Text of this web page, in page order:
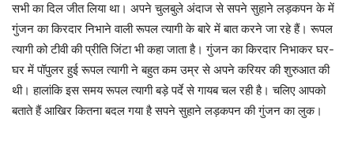
सभी का दिल जीत लिया था। अपने चुलबुले अंदाज से सपने सुहाने लड़कपन के में
गुंजन का किरदार निभाने वाली रूपल त्यागी के बारे में बात करने जा रहे हैं। रूपल
त्यागी को टीवी की प्रीति जिंटा भी कहा जाता है। गुंजन का किरदार निभाकर घर-
घर में पॉपुलर हुई रूपल त्यागी ने बहुत कम उम्र से अपने करियर की शुरुआत की
थी। हालांकि इस समय रूपल त्यागी बड़े पर्दे से गायब चल रही है। चलिए आपको
बताते हैं आखिर कितना बदल गया है सपने सुहाने लड़कपन की गुंजन का लुक।